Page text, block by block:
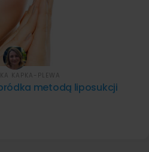
metodą liposukcji
KAPKA-PLEWA